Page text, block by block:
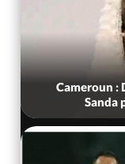
Cameroun :
Sanda